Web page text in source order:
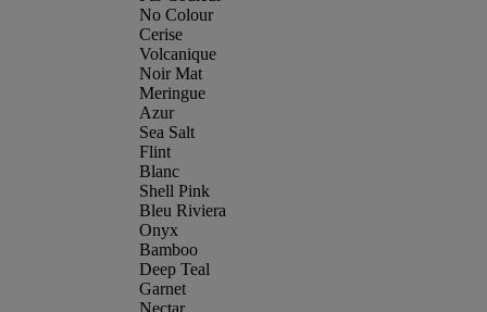
No Colour
Cerise
Volcanique
Noir Mat
Meringue
Azur
Sea Salt
Flint
Blanc
Shell Pink
Bleu Riviera
Onyx
Bamboo
Deep Teal
Garnet
Nectar